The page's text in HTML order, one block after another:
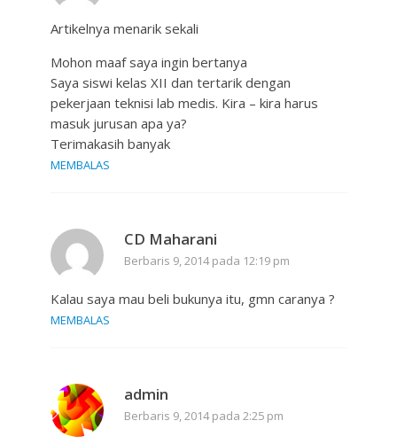
Artikelnya menarik sekali
Mohon maaf saya ingin bertanya
Saya siswi kelas XII dan tertarik dengan
pekerjaan teknisi lab medis. Kira – kira harus
masuk jurusan apa ya?
Terimakasih banyak
MEMBALAS
CD Maharani
Berbaris 9, 2014 pada 12:19 pm
Kalau saya mau beli bukunya itu, gmn caranya ?
MEMBALAS
admin
Berbaris 9, 2014 pada 2:25 pm